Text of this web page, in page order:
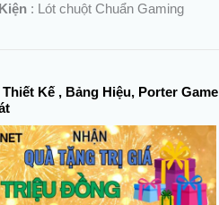
: Lót chuột Chuẩn Gaming
Kế , Bảng Hiệu, Porter Game